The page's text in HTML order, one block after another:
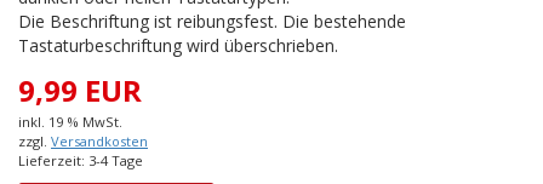
Die Beschriftung ist reibungsfest. Die bestehende
Tastaturbeschriftung wird überschrieben.
9,99 EUR
inkl. 19 % MwSt.
zzgl. Versandkosten
Lieferzeit: 3-4 Tage